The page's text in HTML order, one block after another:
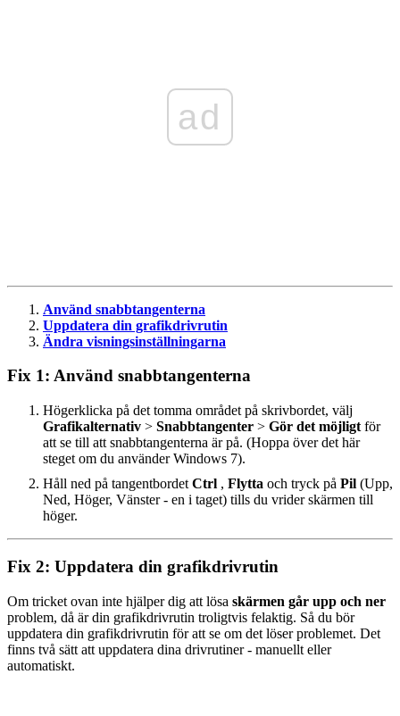
ad
Använd snabbtangenterna
Uppdatera din grafikdrivrutin
Ändra visningsinställningarna
Fix 1: Använd snabbtangenterna
Högerklicka på det tomma området på skrivbordet, välj
Grafikalternativ > Snabbtangenter > Gör det möjligt för
att se till att snabbtangenterna är på. (Hoppa över det här
steget om du använder Windows 7).
Håll ned på tangentbordet Ctrl , Flytta och tryck på Pil (Upp,
Ned, Höger, Vänster - en i taget) tills du vrider skärmen till
höger.
Fix 2: Uppdatera din grafikdrivrutin
Om tricket ovan inte hjälper dig att lösa skärmen går upp och ner
problem, då är din grafikdrivrutin troligtvis felaktig. Så du bör
uppdatera din grafikdrivrutin för att se om det löser problemet. Det
finns två sätt att uppdatera dina drivrutiner - manuellt eller
automatiskt.